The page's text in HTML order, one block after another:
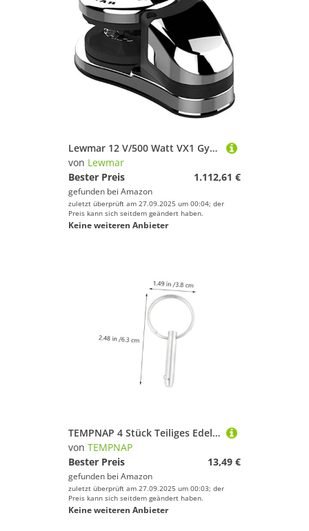
Lewmar 12 V/500 Watt VX1 Gypsy Only Einzelhandelsset für Boote bis zu 86,4 cm, passend für 6,35 mm G4-Kette, max. Zugkraft 0,6 kg, IP67-Abdeckung – 2020201717
von Lewmar
Bester Preis
1.112,61 €
gefunden bei Amazon
zuletzt überprüft am 27.09.2025 um 00:04; der
Preis kann sich seitdem geändert haben.
Keine weiteren Anbieter
TEMPNAP 4 Stück Teiliges Edelstahl Schnellverschluss Sicherheitsbolzen mit Zugfeder für Boots deckbeschläge Korrosionsbeständig Robustes Deckscharnier zubehör für Schiffsbau
von TEMPNAP
Bester Preis
13,49 €
gefunden bei Amazon
zuletzt überprüft am 27.09.2025 um 00:03; der
Preis kann sich seitdem geändert haben.
Keine weiteren Anbieter